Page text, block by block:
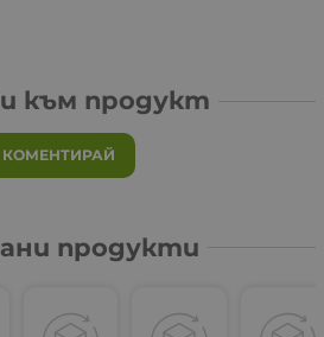
към продукт
КОМЕНТИРАЙ
продукти